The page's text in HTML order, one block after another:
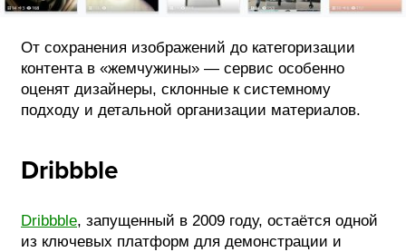
От сохранения изображений до категоризации
контента в «жемчужины» — сервис особенно
оценят дизайнеры, склонные к системному
подходу и детальной организации материалов.
Dribbble
Dribbble, запущенный в 2009 году, остаётся одной
из ключевых платформ для демонстрации и